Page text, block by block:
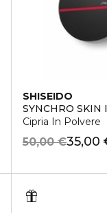
SHISEIDO
SYNCHRO SKIN
Cipria In Polvere
35,00
50,00 €